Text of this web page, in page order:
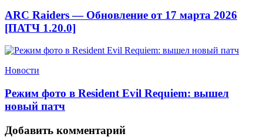
ARC Raiders — Обновление от 17 марта 2026
[ПАТЧ 1.20.0]
Новости
Режим фото в Resident Evil Requiem: вышел
новый патч
Добавить комментарий